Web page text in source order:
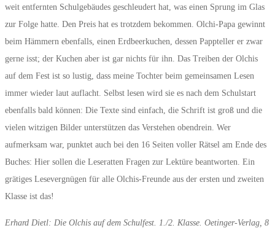
weit entfernten Schulgebäudes geschleudert hat, was einen Sprung im Glas
zur Folge hatte. Den Preis hat es trotzdem bekommen. Olchi-Papa gewinnt
beim Hämmern ebenfalls, einen Erdbeerkuchen, dessen Pappteller er zwar
gerne isst; der Kuchen aber ist gar nichts für ihn. Das Treiben der Olchis
auf dem Fest ist so lustig, dass meine Tochter beim gemeinsamen Lesen
immer wieder laut auflacht. Selbst lesen wird sie es nach dem Schulstart
ebenfalls bald können: Die Texte sind einfach, die Schrift ist groß und die
vielen witzigen Bilder unterstützen das Verstehen obendrein. Wer
aufmerksam war, punktet auch bei den 16 Seiten voller Rätsel am Ende des
Buches: Hier sollen die Leseratten Fragen zur Lektüre beantworten. Ein
grätiges Lesevergnügen für alle Olchis-Freunde aus der ersten und zweiten
Klasse ist das!
Erhard Dietl: Die Olchis auf dem Schulfest. 1./2. Klasse. Oetinger-Verlag, 8